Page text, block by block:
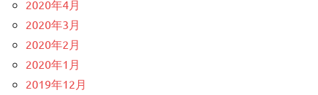
2020年4月
2020年3月
2020年2月
2020年1月
2019年12月